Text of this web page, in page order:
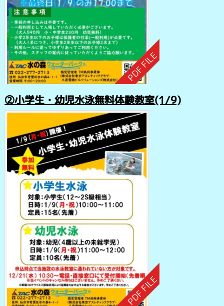
②小学生・幼児水泳無料体験教室(1/9)